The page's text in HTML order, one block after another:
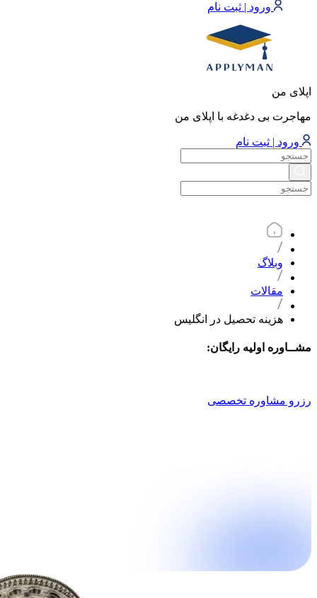
ورود | ثبت نام
اپلای من
مهاجرت بی دغدغه با اپلای من
ورود | ثبت نام
وبلاگ
مقالات
هزینه تحصیل در انگلیس
مشــاوره اولیه رایگان:
رزرو مشاوره تخصصی